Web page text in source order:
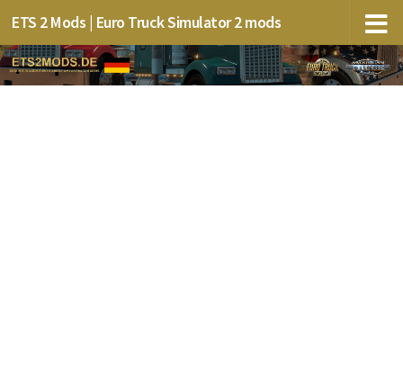
ETS 2 Mods | Euro Truck Simulator 2 mods